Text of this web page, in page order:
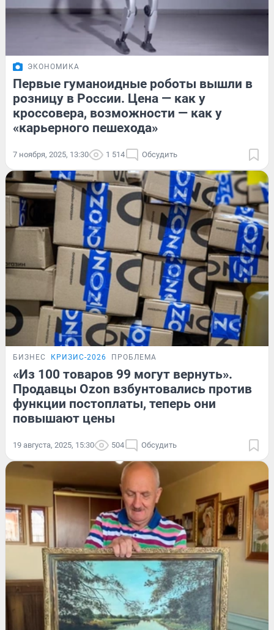
ЭКОНОМИКА
Первые гуманоидные роботы вышли в
розницу в России. Цена — как у
кроссовера, возможности — как у
«карьерного пешехода»
7 ноября, 2025, 13:30 1 514 Обсудить
БИЗНЕС КРИЗИС-2026 ПРОБЛЕМА
«Из 100 товаров 99 могут вернуть».
Продавцы Ozon взбунтовались против
функции постоплаты, теперь они
повышают цены
19 августа, 2025, 15:30 504 Обсудить